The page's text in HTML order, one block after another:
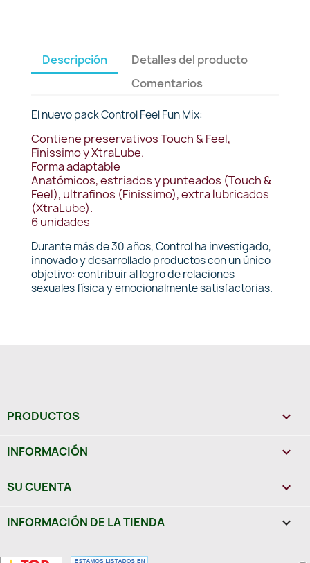
Descripción
Detalles del producto
Comentarios
El nuevo pack Control Feel Fun Mix:
Contiene preservativos Touch & Feel,
Finissimo y XtraLube.
Forma adaptable
Anatómicos, estriados y punteados (Touch &
Feel), ultrafinos (Finissimo), extra lubricados
(XtraLube).
6 unidades
Durante más de 30 años, Control ha investigado,
innovado y desarrollado productos con un único
objetivo: contribuir al logro de relaciones
sexuales física y emocionalmente satisfactorias.
PRODUCTOS 
INFORMACIÓN 
SU CUENTA 
INFORMACIÓN DE LA TIENDA keyboard_arrow_down